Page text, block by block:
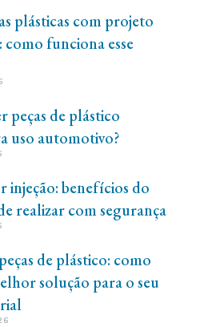
plásticas com projeto
funciona esse
peças de plástico
uso automotivo?
injeção: benefícios do
realizar com segurança
de plástico: como
solução para o seu